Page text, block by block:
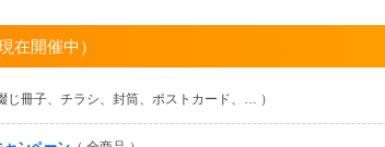
在開催中）
じ冊子、チラシ、封筒、ポストカード、… ）